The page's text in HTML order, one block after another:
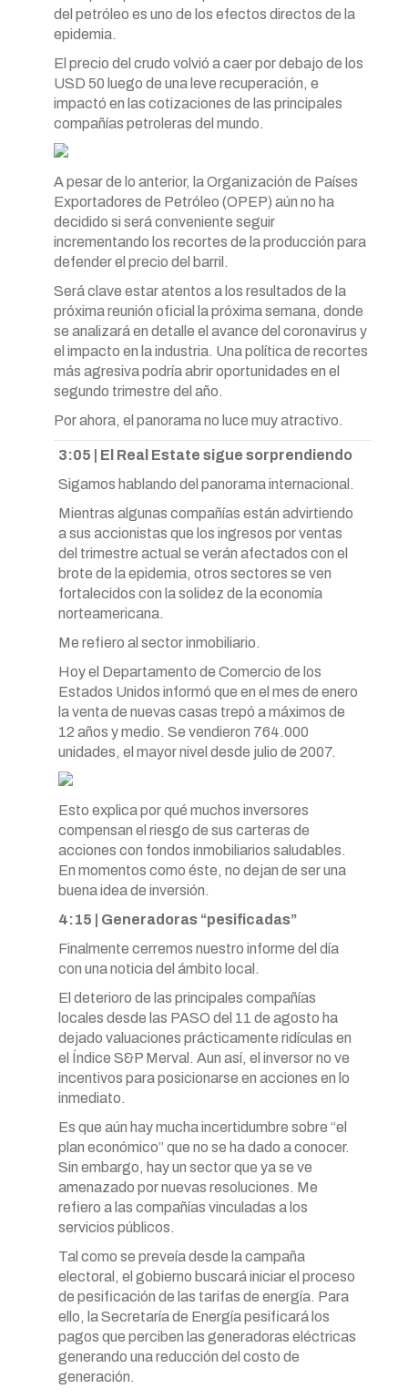
del petróleo es uno de los efectos directos de la
epidemia.
El precio del crudo volvió a caer por debajo de los
USD 50 luego de una leve recuperación, e
impactó en las cotizaciones de las principales
compañías petroleras del mundo.
A pesar de lo anterior, la Organización de Países
Exportadores de Petróleo (OPEP) aún no ha
decidido si será conveniente seguir
incrementando los recortes de la producción para
defender el precio del barril.
Será clave estar atentos a los resultados de la
próxima reunión oficial la próxima semana, donde
se analizará en detalle el avance del coronavirus y
el impacto en la industria. Una política de recortes
más agresiva podría abrir oportunidades en el
segundo trimestre del año.
Por ahora, el panorama no luce muy atractivo.
3:05 | El Real Estate sigue sorprendiendo
Sigamos hablando del panorama internacional.
Mientras algunas compañías están advirtiendo
a sus accionistas que los ingresos por ventas
del trimestre actual se verán afectados con el
brote de la epidemia, otros sectores se ven
fortalecidos con la solidez de la economía
norteamericana.
Me refiero al sector inmobiliario.
Hoy el Departamento de Comercio de los
Estados Unidos informó que en el mes de enero
la venta de nuevas casas trepó a máximos de
12 años y medio. Se vendieron 764.000
unidades, el mayor nivel desde julio de 2007.
Esto explica por qué muchos inversores
compensan el riesgo de sus carteras de
acciones con fondos inmobiliarios saludables.
En momentos como éste, no dejan de ser una
buena idea de inversión.
4:15 | Generadoras “pesificadas”
Finalmente cerremos nuestro informe del día
con una noticia del ámbito local.
El deterioro de las principales compañías
locales desde las PASO del 11 de agosto ha
dejado valuaciones prácticamente ridículas en
el Índice S&P Merval. Aun así, el inversor no ve
incentivos para posicionarse en acciones en lo
inmediato.
Es que aún hay mucha incertidumbre sobre “el
plan económico” que no se ha dado a conocer.
Sin embargo, hay un sector que ya se ve
amenazado por nuevas resoluciones. Me
refiero a las compañías vinculadas a los
servicios públicos.
Tal como se preveía desde la campaña
electoral, el gobierno buscará iniciar el proceso
de pesificación de las tarifas de energía. Para
ello, la Secretaría de Energía pesificará los
pagos que perciben las generadoras eléctricas
generando una reducción del costo de
generación.